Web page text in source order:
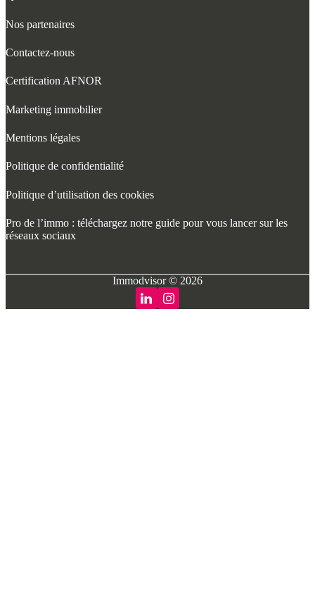
Nos partenaires
Contactez-nous
Certification AFNOR
Marketing immobilier
Mentions légales
Politique de confidentialité
Politique d’utilisation des cookies
Pro de l’immo : téléchargez notre guide pour vous lancer sur les
réseaux sociaux
Immodvisor © 2026